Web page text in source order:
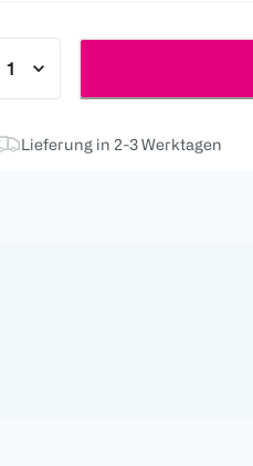
Lieferung in 2-3 Werktagen